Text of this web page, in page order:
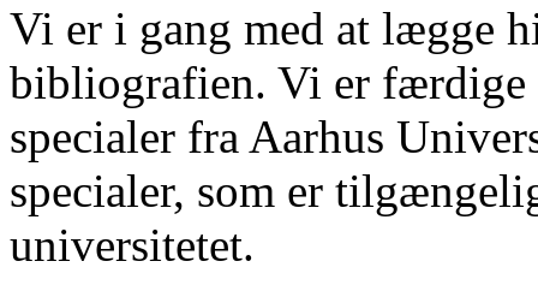
Vi er i gang med at lægge
bibliografien. Vi er færdige
specialer fra Aarhus
specialer, som er
universitetet.